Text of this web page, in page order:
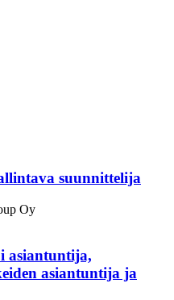
suunnittelija
Oy
asiantuntija,
asiantuntija ja